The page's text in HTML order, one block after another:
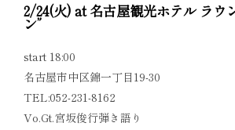
2/24(火) at 名古屋観光ホテル ラウ
ン”
start 18:00
名古屋市中区錦一丁目19-30
TEL:052-231-8162
Vo.Gt.宮坂俊行弾き語り